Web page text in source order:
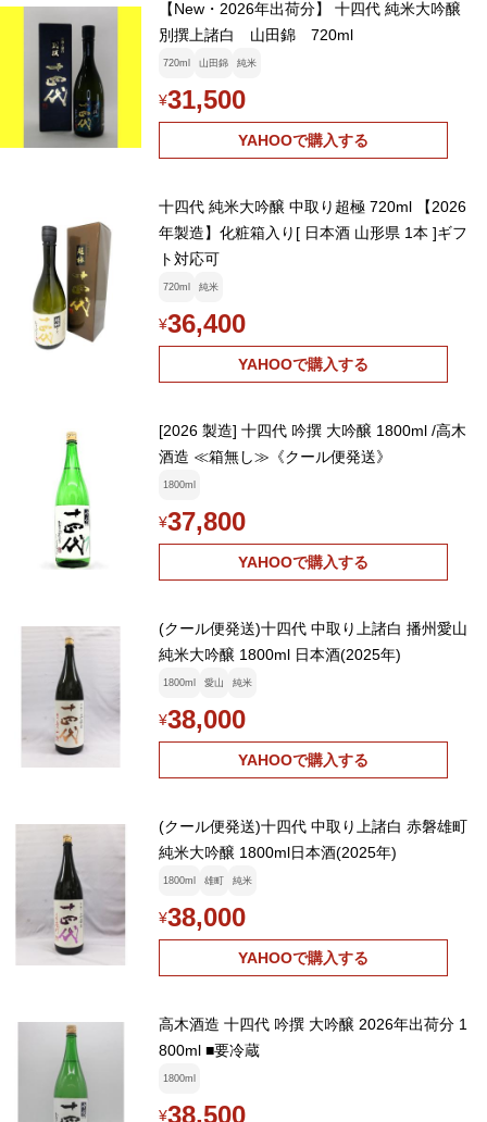
【New・2026年出荷分】 十四代 純米大吟醸
別撰上諸白 山田錦 720ml
720ml 山田錦 純米
¥31,500
YAHOOで購入する
十四代 純米大吟醸 中取り超極 720ml 【2026
年製造】化粧箱入り[ 日本酒 山形県 1本 ]ギフ
ト対応可
720ml 純米
¥36,400
YAHOOで購入する
[2026 製造] 十四代 吟撰 大吟醸 1800ml /高木
酒造 ≪箱無し≫《クール便発送》
1800ml
¥37,800
YAHOOで購入する
(クール便発送)十四代 中取り上諸白 播州愛山
純米大吟醸 1800ml 日本酒(2025年)
1800ml 愛山 純米
¥38,000
YAHOOで購入する
(クール便発送)十四代 中取り上諸白 赤磐雄町
純米大吟醸 1800ml日本酒(2025年)
1800ml 雄町 純米
¥38,000
YAHOOで購入する
高木酒造 十四代 吟撰 大吟醸 2026年出荷分 1
800ml ■要冷蔵
1800ml
¥38,500